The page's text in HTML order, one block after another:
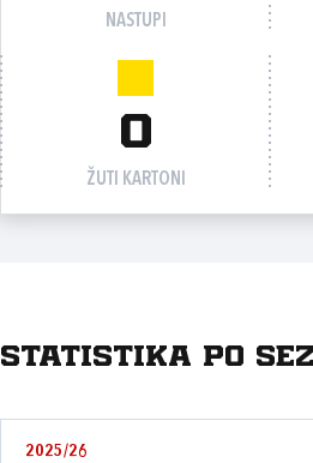
NASTUPI
0
ŽUTI KARTONI
Statistika po
2025/26